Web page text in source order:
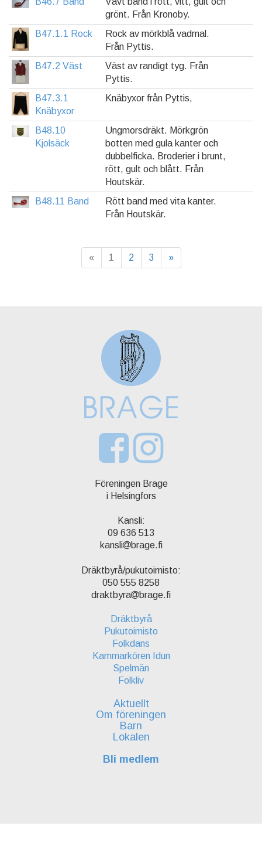
grönt. Från Kronoby.
B47.1.1 Rock
Rock av mörkblå vadmal.
Från Pyttis.
B47.2 Väst
Väst av randigt tyg. Från
Pyttis.
B47.3.1
Knäbyxor
Knäbyxor från Pyttis,
B48.10
Kjolsäck
Ungmorsdräkt. Mörkgrön
botten med gula kanter och
dubbelficka. Broderier i brunt,
rött, gult och blått. Från
Houtskär.
B48.11 Band
Rött band med vita kanter.
Från Houtskär.
« 1 2 3 »
Föreningen Brage
i Helsingfors
Kansli:
09 636 513
kansli
brage.fi
Dräktbyrå/pukutoimisto:
050 555 8258
draktbyra
brage.fi
Dräktbyrå
Pukutoimisto
Folkdans
Kammarkören Idun
Spelmän
Folkliv
Aktuellt
Om föreningen
Barn
Lokalen
Bli medlem